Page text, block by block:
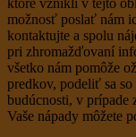
možnosť poslať nám
kontaktujte a spolu
pri zhromažďovaní
všetko nám pomôže
predkov, podeliť sa
budúcnosti, v prípade
Vaše nápady môžete